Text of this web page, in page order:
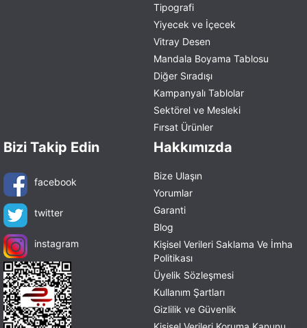
Tipografi
Yiyecek ve İçecek
Vitray Desen
Mandala Boyama Tablosu
Diğer Sıradışı
Kampanyalı Tablolar
Sektörel ve Mesleki
Fırsat Ürünler
Bizi Takip Edin
facebook
twitter
instagram
Hakkımızda
Bize Ulaşın
Yorumlar
Garanti
Blog
Kişisel Verileri Saklama Ve İmha
Politikası
Üyelik Sözleşmesi
Kullanım Şartları
Gizlilik ve Güvenlik